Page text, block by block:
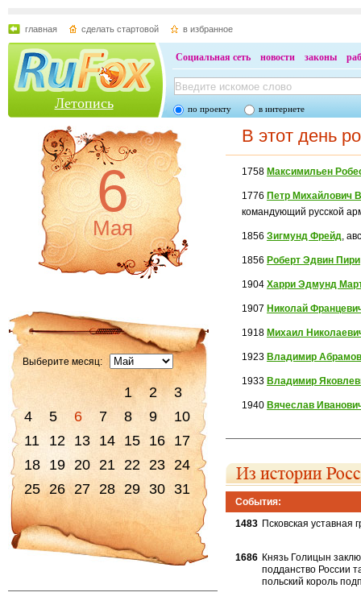
главная сделать стартовой в избранное
Летопись
Социальная сеть новости законы
по проекту в интернете
6
Мая
Выберите месяц:
1 2
3
4
5 6 7 8 9
10
11
12 13 14 15 16 17
18 19 20 21 22 23 24
25 26 27 28 29 30 31
В этот день
1758 Максимильен
1776 Петр Михайлович
командующий русской
1856Зигмунд Фрейд,
1856 Роберт Эдвин Пири
1904Харри Эдмунд
1907 Николай
1918 Михаил
1923 Владимир
1933 Владимир
1940 Вячеслав
События:
1483 Псковская
1686 Князь Голицын
подданство России
польский король